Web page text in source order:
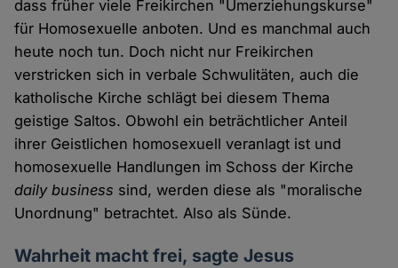
dass früher viele Freikirchen "Umerziehungskurse"
für Homosexuelle anboten. Und es manchmal auch
heute noch tun. Doch nicht nur Freikirchen
verstricken sich in verbale Schwulitäten, auch die
katholische Kirche schlägt bei diesem Thema
geistige Saltos. Obwohl ein beträchtlicher Anteil
ihrer Geistlichen homosexuell veranlagt ist und
homosexuelle Handlungen im Schoss der Kirche
daily business sind, werden diese als "moralische
Unordnung" betrachtet. Also als Sünde.
Wahrheit macht frei, sagte Jesus